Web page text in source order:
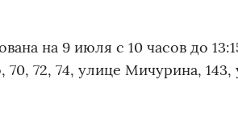
на 9 июля с 10 часов до
72, 74, улице Мичурина, 143,